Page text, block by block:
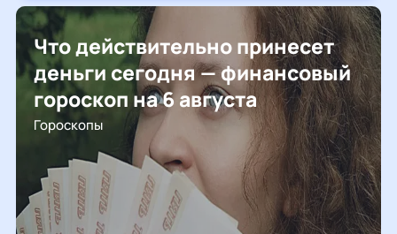
Что действительно принесет
деньги сегодня — финансовый
гороскоп на 6 августа
Гороскопы